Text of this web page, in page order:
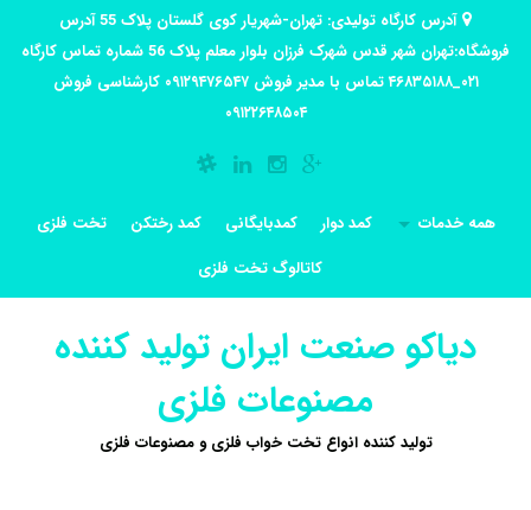
آدرس کارگاه تولیدی: تهران-شهریار کوی گلستان پلاک 55 آدرس
فروشگاه:تهران شهر قدس شهرک فرزان بلوار معلم پلاک 56 شماره تماس کارگاه
۰۲۱_۴۶۸۳۵۱۸۸ تماس با مدیر فروش ۰۹۱۲۹۴۷۶۵۴۷ کارشناسی فروش
۰۹۱۲۲۶۴۸۵۰۴
همه خدمات کمد دوار کمدبایگانی کمد رختکن
تخت فلزی
کاتالوگ تخت فلزی
دیاکو صنعت ایران تولید کننده
مصنوعات فلزی
تولید کننده انواع تخت خواب فلزی و مصنوعات فلزی